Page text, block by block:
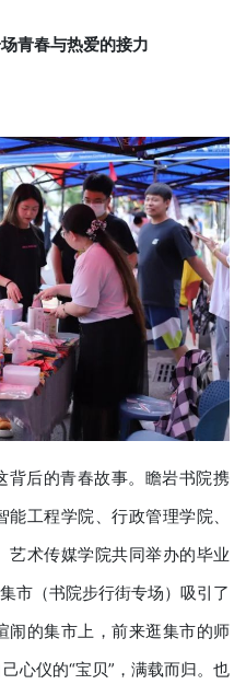
青春与热爱的接力
背后的青春故事。瞻岩书院携
工程学院、行政管理学院、
艺术传媒学院共同举办的毕业
市（书院步行街专场）吸引了
闹的集市上，前来逛集市的师
心仪的“宝贝”，满载而归。也